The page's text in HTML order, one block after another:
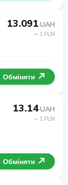
13.091 UAH
= 1 PLN
Обміняти
13.14UAH
= 1 PLN
Обміняти